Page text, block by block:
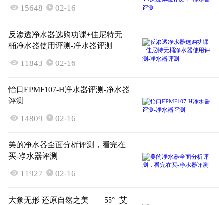
 15648  02-16
反渗透净水器选购功课+佳尼特无
桶净水器使用评测-净水器评测
 11843  02-16
怡口EPMF107-H净水器评测-净水器
评测
 14809  02-16
美的净水器全面分析评测，看完在
买-净水器评测
 11927  02-16
大象无形 还原自然之美——55°+艾